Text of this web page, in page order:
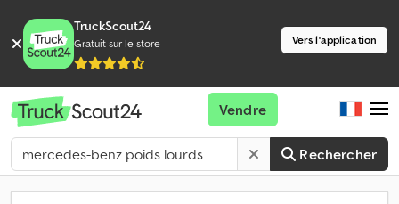
TruckScout24
Gratuit sur le store Vers l'application
Rechercher
Vendre